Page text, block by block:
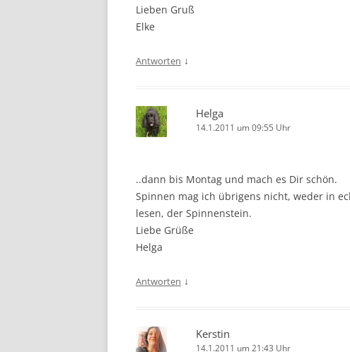
Lieben Gruß
Elke
Antworten ↓
Helga
14.1.2011 um 09:55 Uhr
..dann bis Montag und mach es Dir schön.
Spinnen mag ich übrigens nicht, weder in
lesen, der Spinnenstein.
Liebe Grüße
Helga
Antworten ↓
Kerstin
14.1.2011 um 21:43 Uhr